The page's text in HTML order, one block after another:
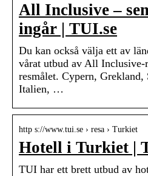
All Inclusive –
ingår | TUI.se
Du kan också välja ett av
vårat utbud av All Inclusive-
resmålet. Cypern, Grekland,
Italien, …
http s://www.tui.se › resa › Turkiet
Hotell i Turkiet |
TUI har ett brett utbud av